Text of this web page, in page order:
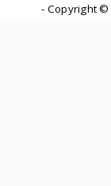
- Copyright ©